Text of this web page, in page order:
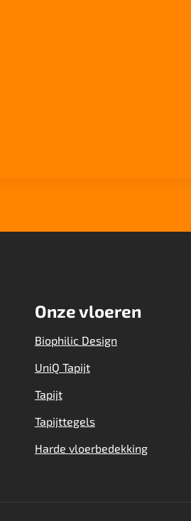
Onze vloeren
Biophilic Design
UniQ Tapijt
Tapijt
Tapijttegels
Harde vloerbedekking